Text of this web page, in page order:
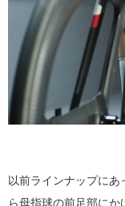
以前ラインナップにあ
ら母指球の前足部に